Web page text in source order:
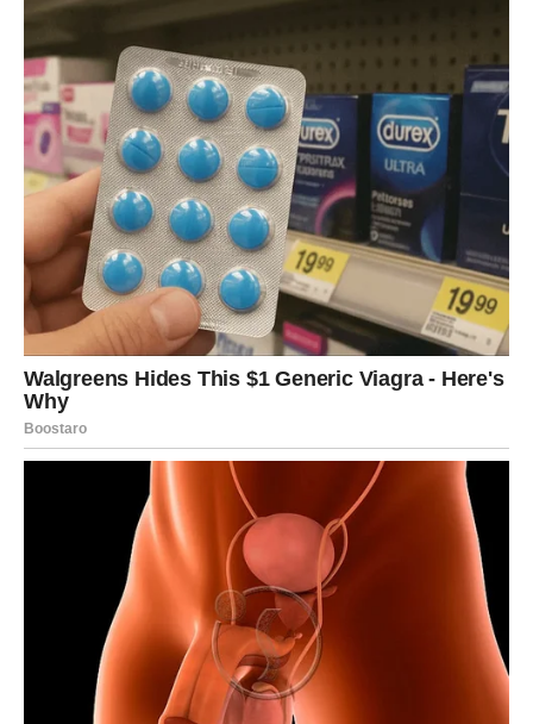
Ova sedmica donosi smanjenje stresa. Neki Rakovi
dobijaju potvrdu da su na dobrom putu. Drugi shvataju da
više ne žele da ostanu u okruženju koje ih emotivno
iscrpljuje. I to saznanje vam donosi mir, ne strah.
Finansijski, situacija se postepeno popravlja. Možda kroz
manju pomoć, manji priliv ili rešavanje jednog troška koji
vas je opterećivao. Važno je da se ne brinete unapred –
jer novac dolazi onda kada ste smireni, a ne u grču.
Rak ove sedmice shvata dasigurnost ne dolazi samo iz
novca, već iz osećaja da znate gde stojite. A taj osećaj
se sada vraća.
LJUBAV – SRCE PONOVO UČI DA
VERUJE
Ljubavni segment ove sedmice nosi posebno snažnu
energiju. Rak je znak ljubavi, ali i znak koji najdublje pati
kada je povređen. U prethodnom periodu mnogi Rakovi
su se zatvorili – ne zato što ne žele ljubav, već zato što su